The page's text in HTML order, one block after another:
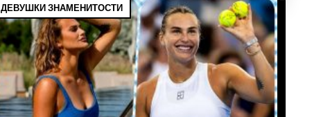
ДЕВУШКИ ЗНАМЕНИТОСТИ